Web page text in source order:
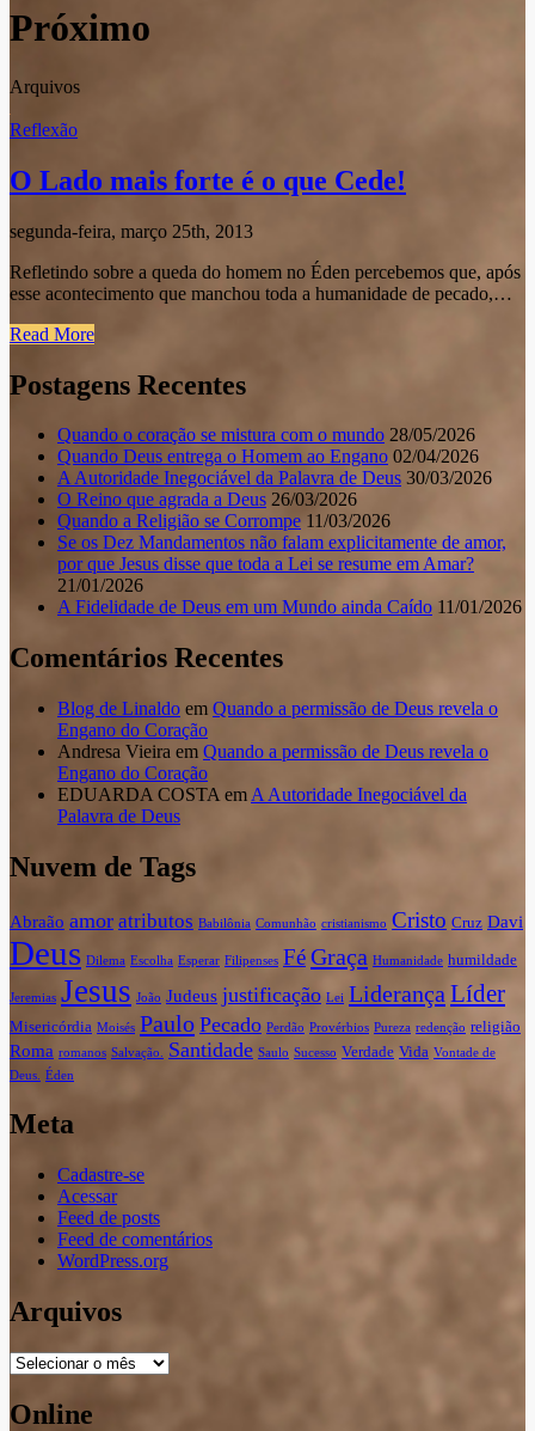
Próximo
Arquivos
Reflexão
O Lado mais forte é o que Cede!
segunda-feira, março 25th, 2013
Refletindo sobre a queda do homem no Éden percebemos que, após
esse acontecimento que manchou toda a humanidade de pecado,…
Read More
Postagens Recentes
Quando o coração se mistura com o mundo 28/05/2026
Quando Deus entrega o Homem ao Engano 02/04/2026
A Autoridade Inegociável da Palavra de Deus 30/03/2026
O Reino que agrada a Deus 26/03/2026
Quando a Religião se Corrompe 11/03/2026
Se os Dez Mandamentos não falam explicitamente de amor,
por que Jesus disse que toda a Lei se resume em Amar?
21/01/2026
A Fidelidade de Deus em um Mundo ainda Caído 11/01/2026
Comentários Recentes
Blog de Linaldo em Quando a permissão de Deus revela o
Engano do Coração
Andresa Vieira em Quando a permissão de Deus revela o
Engano do Coração
EDUARDA COSTA em A Autoridade Inegociável da
Palavra de Deus
Nuvem de Tags
Abraão amor atributos Babilônia Comunhão cristianismo Cristo Cruz Davi
Deus Dilema Escolha Esperar Filipenses FéGraça Humanidade humildade
Jeremias Jesus João Judeus justificação Lei Liderança Líder
Misericórdia Moisés Paulo Pecado Perdão Provérbios Pureza redenção religião
Roma romanos Salvação. Santidade Saulo Sucesso Verdade Vida Vontade de
Deus.
Éden
Meta
Cadastre-se
Acessar
Feed de posts
Feed de comentários
WordPress.org
Arquivos
Arquivos
Online